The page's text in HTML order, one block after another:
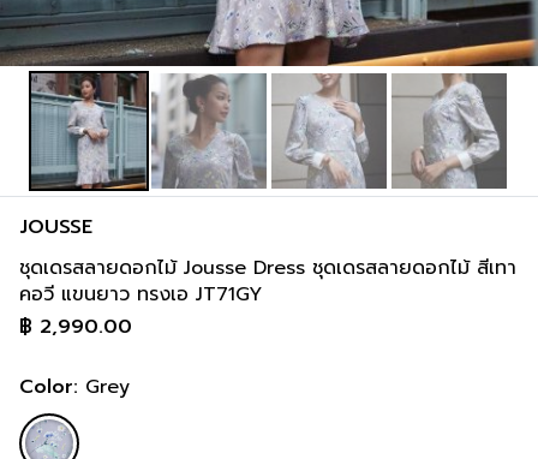
JOUSSE
ชุดเดรสลายดอกไม้ Jousse Dress ชุดเดรสลายดอกไม้ สีเทา
คอวี แขนยาว ทรงเอ JT71GY
฿ 2,990.00
Color: Grey